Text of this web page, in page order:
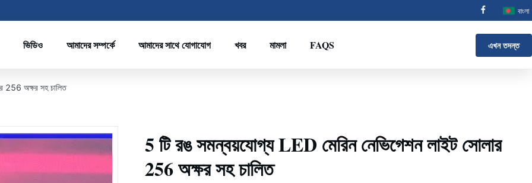
বাংলা
ভিডিও আমাদের সম্পর্কে আমাদের সাথে যোগাযোগ খবর মামলা FAQS এখন তদন্ত
256 অক্ষর সহ চালিত
5 টি রঙ সমন্বয়যোগ্য LED মেরিন নেভিগেশন লাইট সোলার
256 অক্ষর সহ চালিত